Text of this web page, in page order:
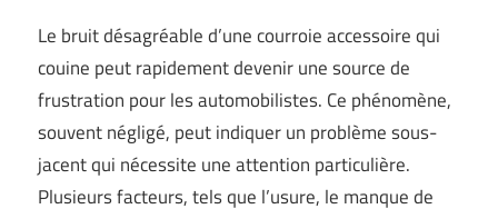
Le bruit désagréable d’une courroie accessoire qui
couine peut rapidement devenir une source de
frustration pour les automobilistes. Ce phénomène,
souvent négligé, peut indiquer un problème sous-
jacent qui nécessite une attention particulière.
Plusieurs facteurs, tels que l’usure, le manque de